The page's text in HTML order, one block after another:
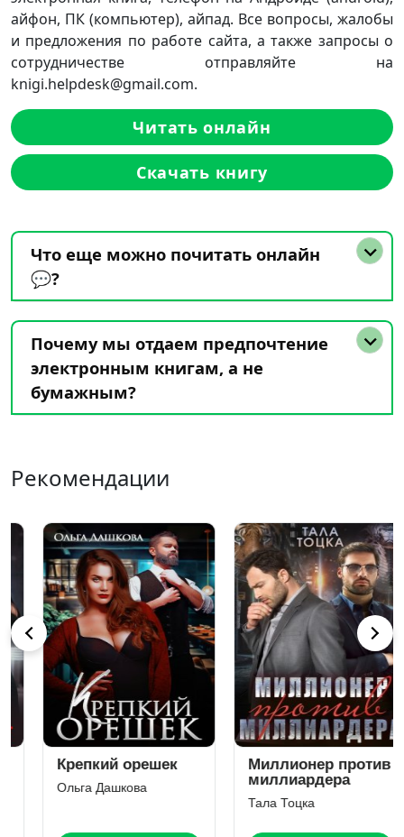
айфон, ПК (компьютер), айпад. Все вопросы, жалобы
и предложения по работе сайта, а также запросы о
сотрудничестве отправляйте на
knigi.helpdesk@gmail.com.
Читать онлайн
Скачать книгу
Что еще можно почитать онлайн
💬?
Почему мы отдаем предпочтение
электронным книгам, а не
бумажным?
Рекомендации
Крепкий орешек
Ольга Дашкова
Миллионер против
миллиардера
Тала Тоцка